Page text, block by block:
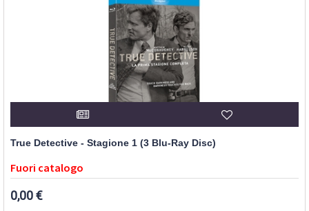
True Detective - Stagione 1 (3 Blu-Ray Disc)
Fuori catalogo
0,00 €